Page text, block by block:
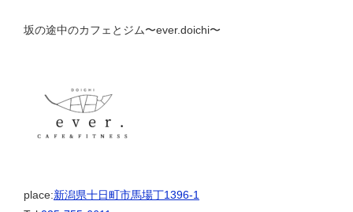
坂の途中のカフェとジム〜ever.doichi〜
place:新潟県十日町市馬場丁1396-1